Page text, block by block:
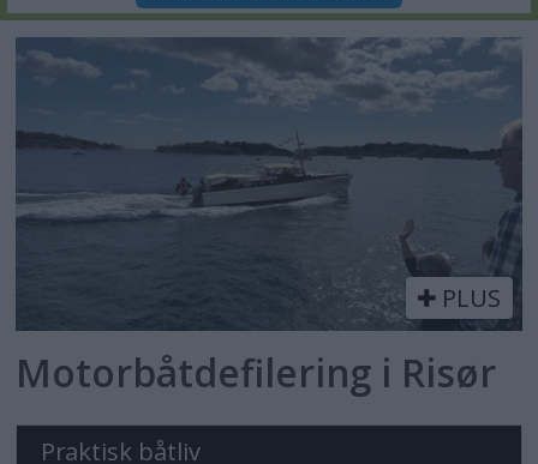
PLUS
Motorbåtdefilering i Risør
Praktisk båtliv